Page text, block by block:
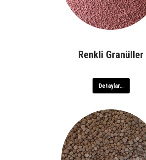
Renkli Granüller
Detaylar…